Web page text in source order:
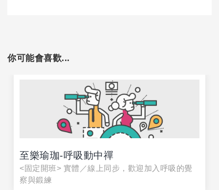
你可能會喜歡...
至樂瑜珈-呼吸動中禪
<固定開班> 實體／線上同步，歡迎加入呼吸的覺
察與鍛練